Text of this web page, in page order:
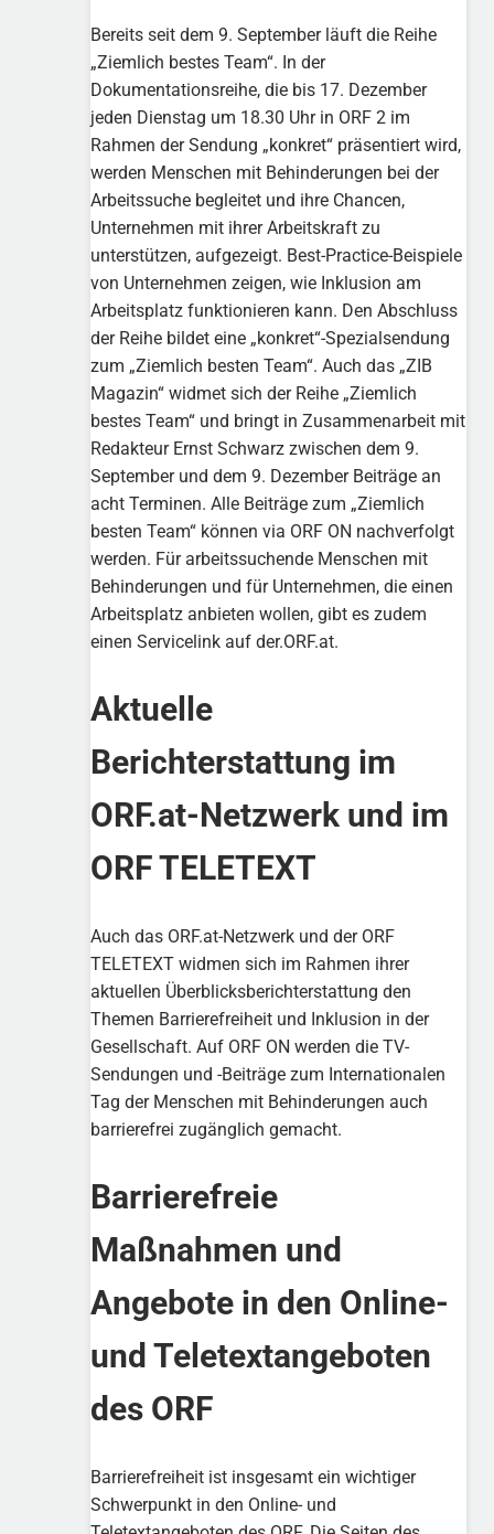
Bereits seit dem 9. September läuft die Reihe
„Ziemlich bestes Team“. In der
Dokumentationsreihe, die bis 17. Dezember
jeden Dienstag um 18.30 Uhr in ORF 2 im
Rahmen der Sendung „konkret“ präsentiert wird,
werden Menschen mit Behinderungen bei der
Arbeitssuche begleitet und ihre Chancen,
Unternehmen mit ihrer Arbeitskraft zu
unterstützen, aufgezeigt. Best-Practice-Beispiele
von Unternehmen zeigen, wie Inklusion am
Arbeitsplatz funktionieren kann. Den Abschluss
der Reihe bildet eine „konkret“-Spezialsendung
zum „Ziemlich besten Team“. Auch das „ZIB
Magazin“ widmet sich der Reihe „Ziemlich
bestes Team“ und bringt in Zusammenarbeit mit
Redakteur Ernst Schwarz zwischen dem 9.
September und dem 9. Dezember Beiträge an
acht Terminen. Alle Beiträge zum „Ziemlich
besten Team“ können via ORF ON nachverfolgt
werden. Für arbeitssuchende Menschen mit
Behinderungen und für Unternehmen, die einen
Arbeitsplatz anbieten wollen, gibt es zudem
einen Servicelink auf der.ORF.at.
Aktuelle
Berichterstattung im
ORF.at-Netzwerk und im
ORF TELETEXT
Auch das ORF.at-Netzwerk und der ORF
TELETEXT widmen sich im Rahmen ihrer
aktuellen Überblicksberichterstattung den
Themen Barrierefreiheit und Inklusion in der
Gesellschaft. Auf ORF ON werden die TV-
Sendungen und -Beiträge zum Internationalen
Tag der Menschen mit Behinderungen auch
barrierefrei zugänglich gemacht.
Barrierefreie
Maßnahmen und
Angebote in den Online-
und Teletextangeboten
des ORF
Barrierefreiheit ist insgesamt ein wichtiger
Schwerpunkt in den Online- und